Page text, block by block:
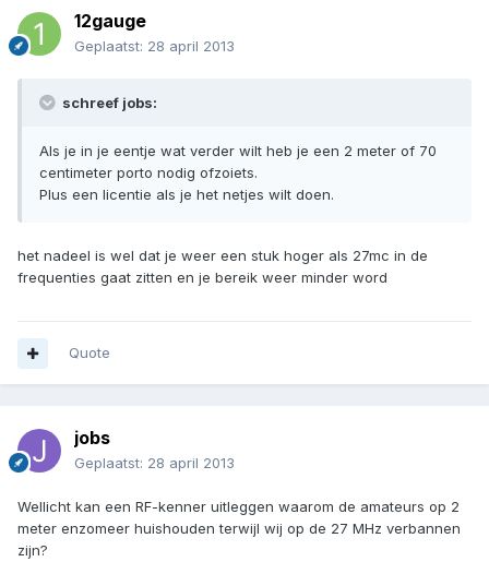
12gauge
Geplaatst: 28 april 2013
schreef jobs:
Als je in je eentje wat verder wilt heb je een 2 meter of 70
centimeter porto nodig ofzoiets.
Plus een licentie als je het netjes wilt doen.
het nadeel is wel dat je weer een stuk hoger als 27mc in de
frequenties gaat zitten en je bereik weer minder word
Quote
jobs
Geplaatst: 28 april 2013
Wellicht kan een RF-kenner uitleggen waarom de amateurs op 2
meter enzomeer huishouden terwijl wij op de 27 MHz verbannen
zijn?